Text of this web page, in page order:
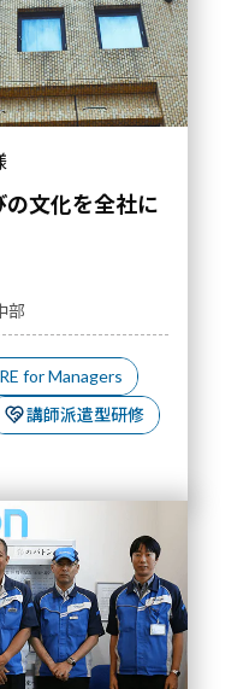
文化を全社に
部
for Managers
講師派遣型研修